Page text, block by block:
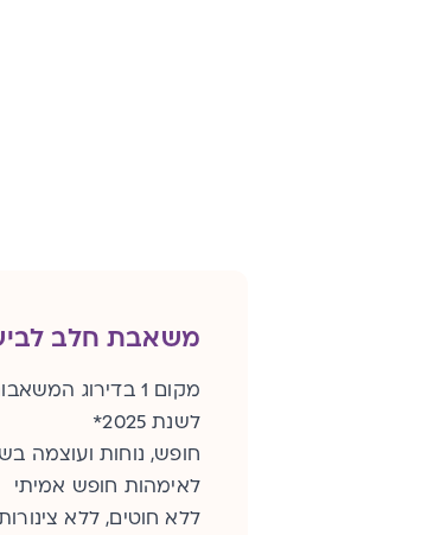
משאבת חלב
מקום 1 בדירוג
לשנת 2025*
חופש, נוחות ועוצמה
לאימהות חופש אמיתי
ללא חוטים, ללא